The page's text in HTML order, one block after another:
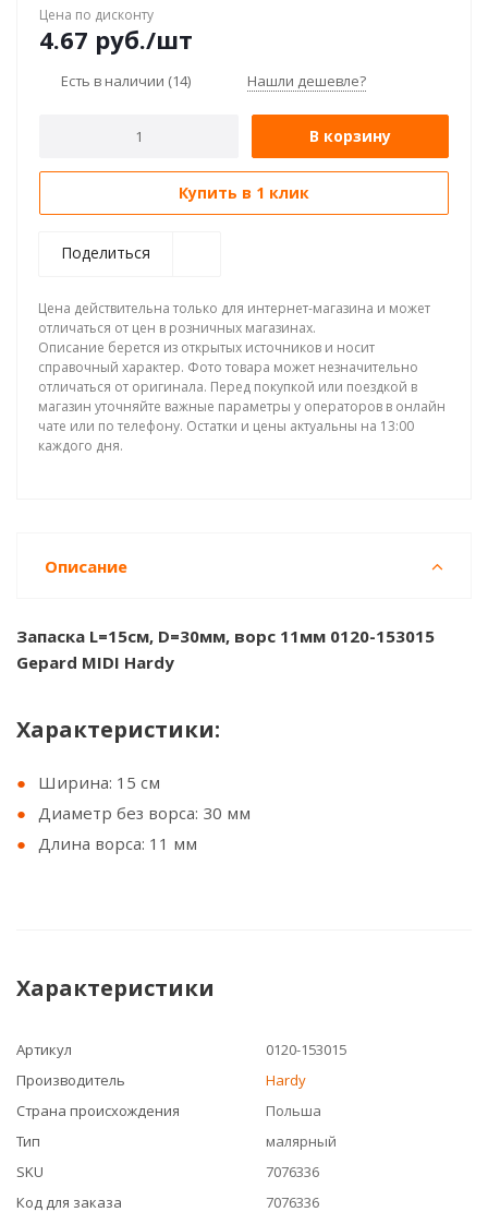
Цена по дисконту
4.67 руб./шт
Есть в наличии (14) Нашли дешевле?
В корзину
Купить в 1 клик
Поделиться
Цена действительна только для интернет-магазина и может
отличаться от цен в розничных магазинах.
Описание берется из открытых источников и носит
справочный характер. Фото товара может незначительно
отличаться от оригинала. Перед покупкой или поездкой в
магазин уточняйте важные параметры у операторов в онлайн
чате или по телефону. Остатки и цены актуальны на 13:00
каждого дня.
Описание
Запаска L=15см, D=30мм, ворс 11мм 0120-153015
Gepard MIDI Hardy
Характеристики:
Ширина: 15 см
Диаметр без ворса: 30 мм
Длина ворса: 11 мм
Характеристики
Артикул
0120-153015
Производитель
Hardy
Страна происхождения
Польша
Тип
малярный
SKU
7076336
Код для заказа
7076336